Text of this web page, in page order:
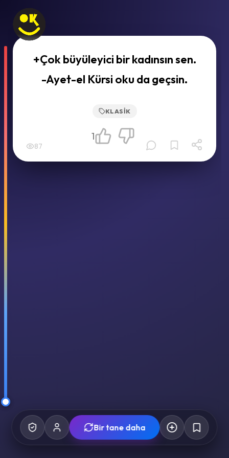
+Çok büyüleyici bir kadınsın sen.
-Ayet-el Kürsi oku da geçsin.
KLASIK
87
1
Bir tane daha